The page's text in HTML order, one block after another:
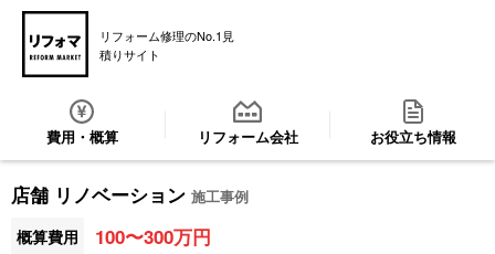
リフォーム修理のNo.1見
積りサイト
費用・概算 リフォーム会社 お役立ち情報
店舗 リノベーション 施工事例
概算費用 100〜300万円